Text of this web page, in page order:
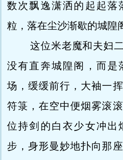
数次飘逸潇洒的起起落
粒，落在尘沙渐歇的城隍
这位米老魔和夫妇二
没有直奔城隍阁，而是
场，缓缓前行，大袖一
符箓，在空中便烟雾滚
位持剑的白衣少女冲出
步，身形曼妙地扑向那